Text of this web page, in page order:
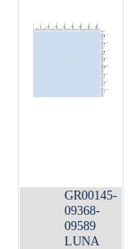
GR00145-
09368-
09589
LUNA